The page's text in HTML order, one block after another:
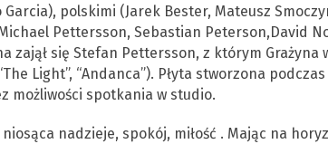
polskimi (Jarek Bester, Mateusz
Pettersson, Sebastian Peterson,David
zajął się Stefan Pettersson, z którym Grażyna
Light”, “Andanca”). Płyta stworzona
możliwości spotkania w studio.
nadzieje, spokój, miłość . Mając na